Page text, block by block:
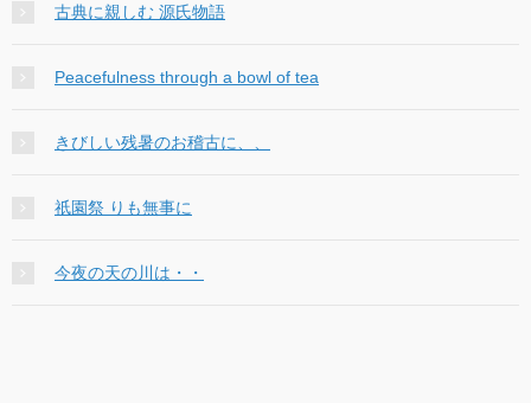
古典に親しむ 源氏物語
Peacefulness through a bowl of tea
きびしい残暑のお稽古に、、
祇園祭 りも無事に
今夜の天の川は・・